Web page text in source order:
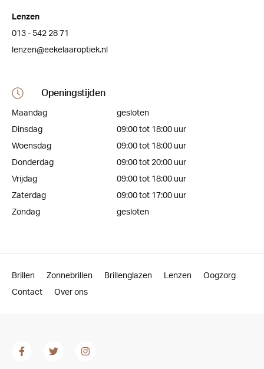
Lenzen
013 - 542 28 71
lenzen@eekelaaroptiek.nl
Openingstijden
Maandag
gesloten
Dinsdag
09:00 tot 18:00 uur
Woensdag
09:00 tot 18:00 uur
Donderdag
09:00 tot 20:00 uur
Vrijdag
09:00 tot 18:00 uur
Zaterdag
09:00 tot 17:00 uur
Zondag
gesloten
Brillen Zonnebrillen Brillenglazen Lenzen
Oogzorg
Contact
Over ons